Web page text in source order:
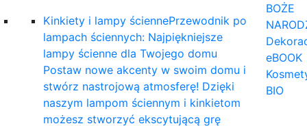
Kinkiety i lampy ściennePrzewodnik po
lampach ściennych: Najpiękniejsze
lampy ścienne dla Twojego domu
Postaw nowe akcenty w swoim domu i
stwórz nastrojową atmosferę! Dzięki
naszym lampom ściennym i kinkietom
możesz stworzyć ekscytującą grę
BOŻE
eBOOK
BIO